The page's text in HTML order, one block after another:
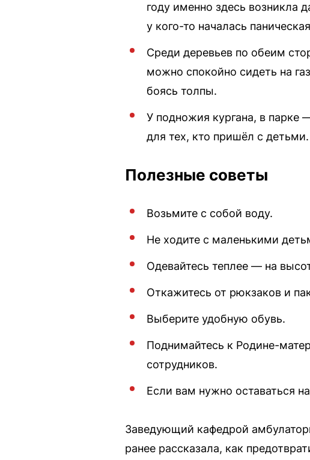
году именно здесь возникла
у кого-то началась
Среди деревьев по обеим
можно спокойно сидеть на
боясь толпы.
У подножия кургана, в парке
для тех, кто пришёл с детьми.
Полезные советы
Возьмите с собой воду.
Не ходите с маленькими
Одевайтесь теплее — на
Откажитесь от рюкзаков и
Выберите удобную обувь.
Поднимайтесь к Родине-
сотрудников.
Если вам нужно оставаться
Заведующий кафедрой
ранее рассказала, как